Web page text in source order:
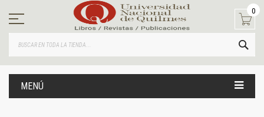
contenido
0
MENÚ